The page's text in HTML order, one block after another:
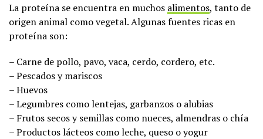
La proteína se encuentra en muchos alimentos, tanto de
origen animal como vegetal. Algunas fuentes ricas en
proteína son:
– Carne de pollo, pavo, vaca, cerdo, cordero, etc.
– Pescados y mariscos
– Huevos
– Legumbres como lentejas, garbanzos o alubias
– Frutos secos y semillas como nueces, almendras o chía
– Productos lácteos como leche, queso o yogur